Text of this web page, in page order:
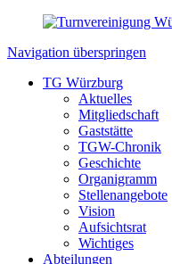
Navigation überspringen
TG Würzburg
Aktuelles
Mitgliedschaft
Gaststätte
TGW-Chronik
Geschichte
Organigramm
Stellenangebote
Vision
Aufsichtsrat
Wichtiges
Abteilungen